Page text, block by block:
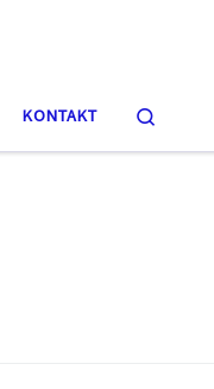
KONTAKT